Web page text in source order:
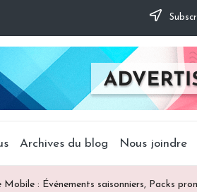
Archives du blog Nous joindre
: Événements saisonniers, Packs